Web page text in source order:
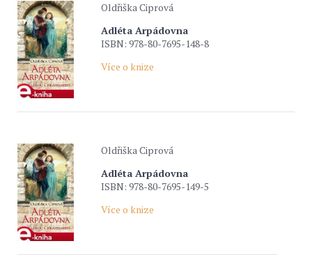
Oldřiška Ciprová
Adléta Arpádovna
ISBN: 978-80-7695-148-8
Více o knize
Oldřiška Ciprová
Adléta Arpádovna
ISBN: 978-80-7695-149-5
Více o knize